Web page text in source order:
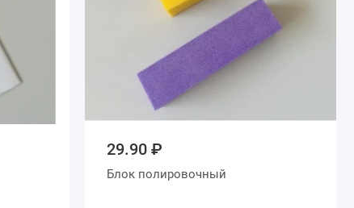
29.90 ₽
Блок полировочный